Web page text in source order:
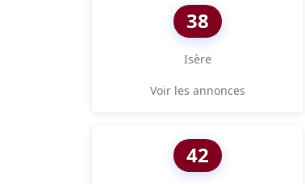
38
Isère
Voir les annonces
42